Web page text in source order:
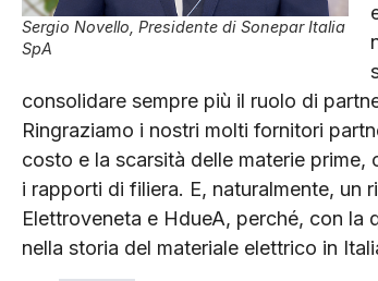
Sergio Novello, Presidente di Sonepar Italia
SpA
consolidare sempre più il ruolo di
Ringraziamo i nostri molti fornitori
costo e la scarsità delle materie
i rapporti di filiera. E, naturalmente, un
Elettroveneta e HdueA, perché, con
nella storia del materiale elettrico in